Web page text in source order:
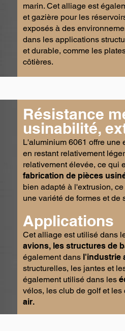
marin. Cet alliage est
et gazière pour les
exposés à des
dans les applications
et durable, comme les
côtières.
Résistance
usinabilité,
L'aluminium 6061 offre une
en restant relativement
relativement élevée, ce qui
fabrication de pièces
bien adapté à l'extrusion,
une variété de formes et de
Applications
Cet alliage est utilisé dans
avions, les structures de
également dans l'industrie
structurelles, les jantes et
également utilisé dans les
vélos, les club de golf et les
air.